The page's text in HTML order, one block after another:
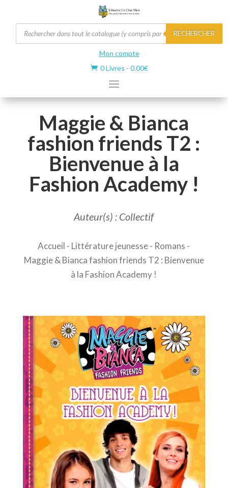
Recherche
de
produits
RECHERCHER
Mon compte
 0 Livres - 0.00€
Maggie & Bianca
fashion friends T2 :
Bienvenue à la
Fashion Academy !
Auteur(s) : Collectif
Accueil - Littérature jeunesse- Romans -
Maggie & Bianca fashion friends T2 : Bienvenue
à la Fashion Academy !